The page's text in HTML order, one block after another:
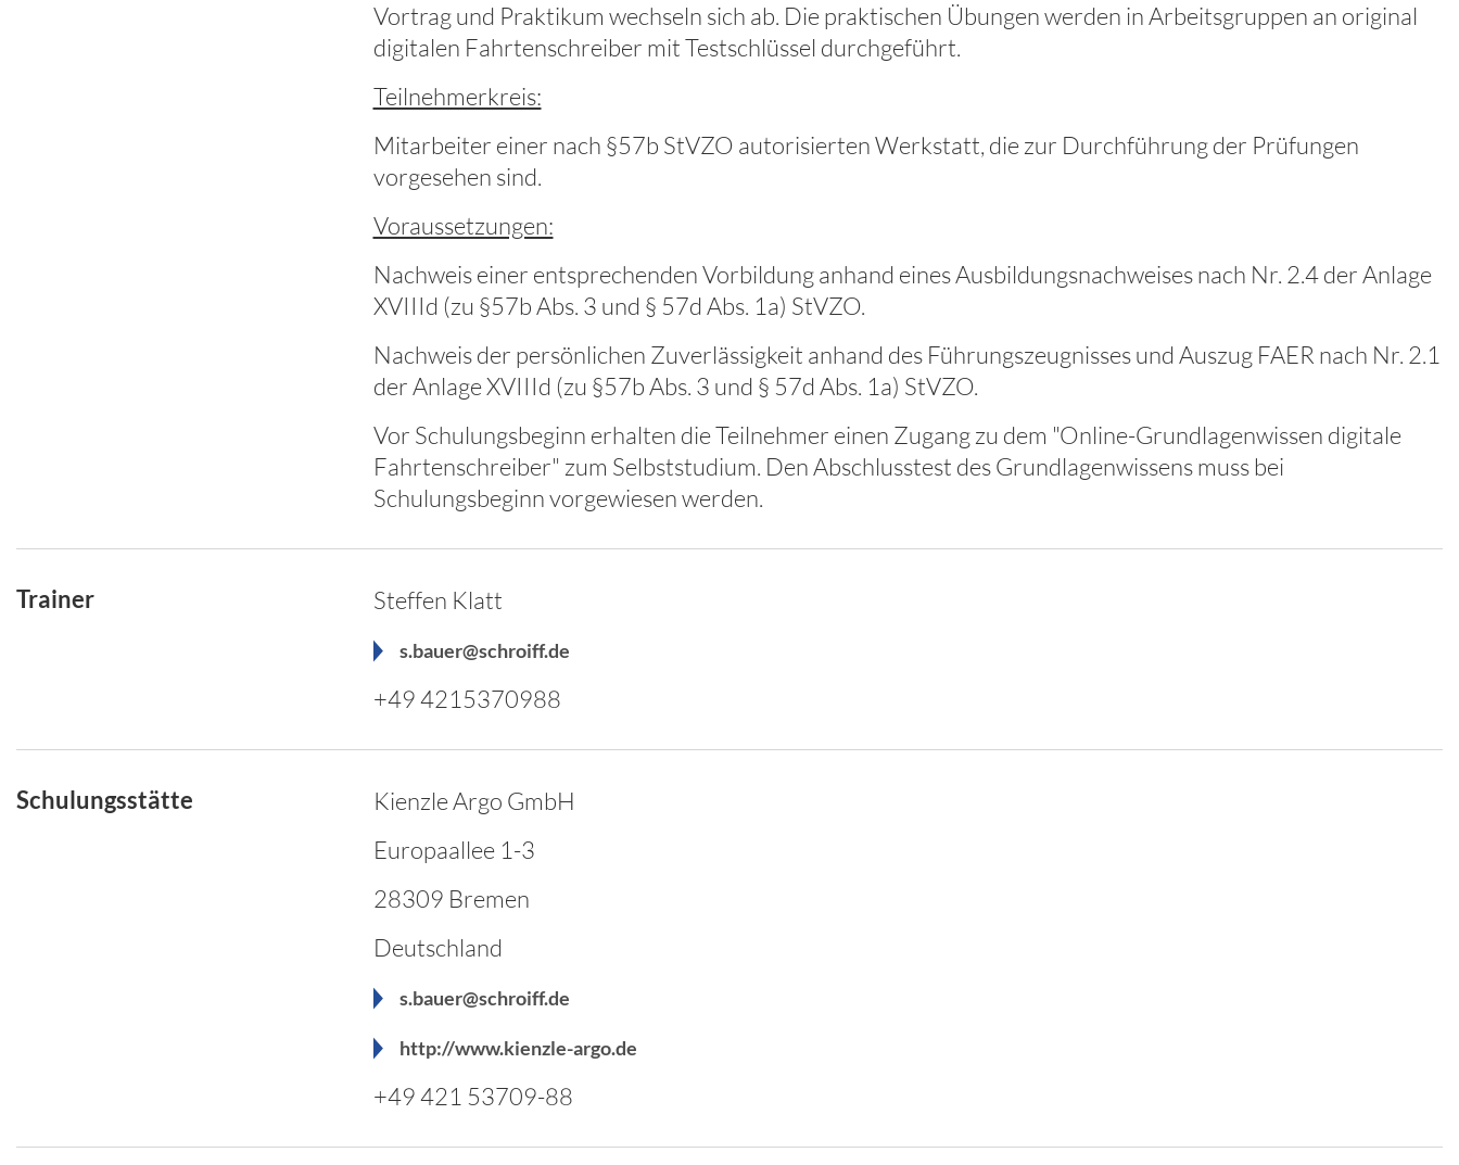
Vortrag und Praktikum wechseln sich ab. Die praktischen Übungen werden in Arbeitsgruppen an original
digitalen Fahrtenschreiber mit Testschlüssel durchgeführt.
Teilnehmerkreis:
Mitarbeiter einer nach §57b StVZO autorisierten Werkstatt, die zur Durchführung der Prüfungen
vorgesehen sind.
Voraussetzungen:
Nachweis einer entsprechenden Vorbildung anhand eines Ausbildungsnachweises nach Nr. 2.4 der Anlage
XVIIId (zu §57b Abs. 3 und § 57d Abs. 1a) StVZO.
Nachweis der persönlichen Zuverlässigkeit anhand des Führungszeugnisses und Auszug FAER nach Nr. 2.1
der Anlage XVIIId (zu §57b Abs. 3 und § 57d Abs. 1a) StVZO.
Vor Schulungsbeginn erhalten die Teilnehmer einen Zugang zu dem "Online-Grundlagenwissen digitale
Fahrtenschreiber" zum Selbststudium. Den Abschlusstest des Grundlagenwissens muss bei
Schulungsbeginn vorgewiesen werden.
Trainer Steffen Klatt
s.bauer@schroiff.de
+49 4215370988
Schulungsstätte
Kienzle Argo GmbH
Europaallee 1-3
28309 Bremen
Deutschland
s.bauer@schroiff.de
http://www.kienzle-argo.de
+49 421 53709-88